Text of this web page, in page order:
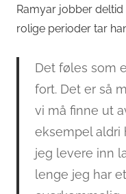
Ramyar jobber
rolige perioder tar
Det føles som
fort. Det er så
vi må finne ut
eksempel aldri
jeg levere inn
lenge jeg har